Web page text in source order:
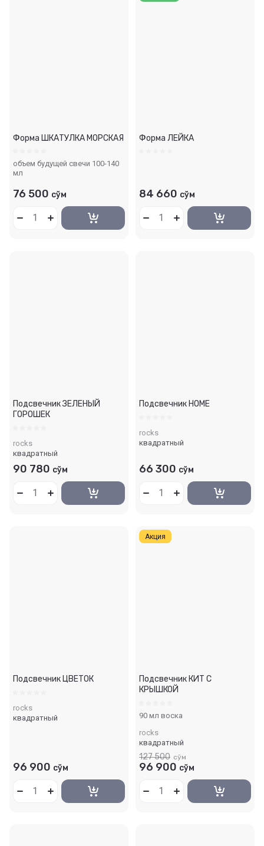
Форма ШКАТУЛКА МОРСКАЯ
объем будущей свечи 100-140
мл
76 500 сўм
Форма ЛЕЙКА
84 660 сўм
Подсвечник ЗЕЛЕНЫЙ
ГОРОШЕК
rocks
квадратный
90 780 сўм
Подсвечник HOME
rocks
квадратный
66 300 сўм
Подсвечник ЦВЕТОК
rocks
квадратный
96 900 сўм
Акция
Подсвечник КИТ С
КРЫШКОЙ
90 мл воска
rocks
квадратный
127 500 сўм
96 900 сўм